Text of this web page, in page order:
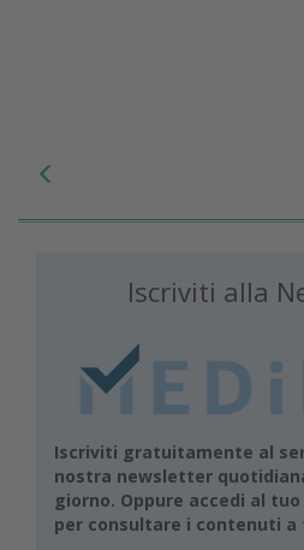
Iscriviti alla
Iscriviti gratuitamente al
nostra newsletter
giorno. Oppure accedi al
per consultare i contenuti